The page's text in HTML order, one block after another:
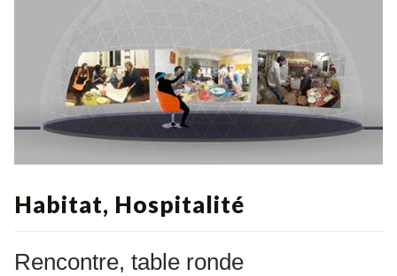
Habitat, Hospitalité
Rencontre, table ronde